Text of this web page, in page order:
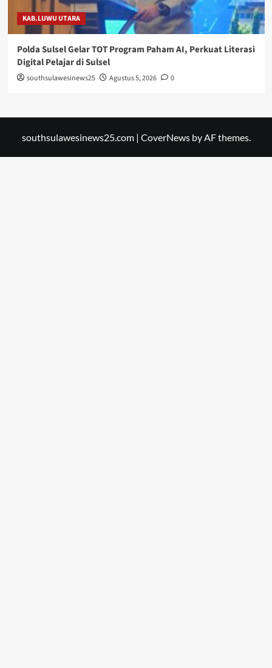
KAB.LUWU UTARA
Polda Sulsel Gelar TOT Program Paham AI, Perkuat Literasi
Digital Pelajar di Sulsel
southsulawesinews25 Agustus 5, 2026 0
southsulawesinews25.com | CoverNewsby AF themes.